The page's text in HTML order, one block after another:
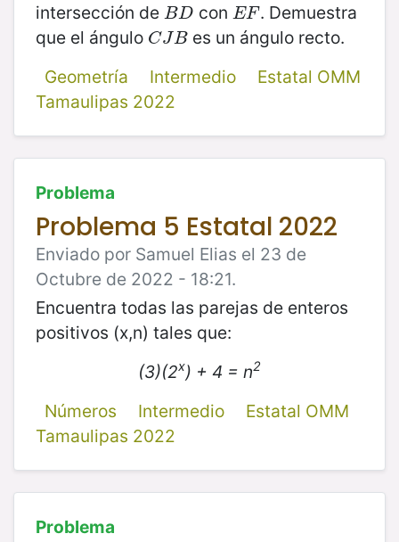
intersección de BD
BD con EF
EF . Demuestra
que el ángulo CJ B
CJB es un ángulo recto.
Geometría
Intermedio
Estatal OMM
Tamaulipas 2022
Problema
Problema 5 Estatal 2022
Enviado por Samuel Elias el 23 de
Octubre de 2022 - 18:21.
Encuentra todas las parejas de enteros
positivos (x,n) tales que:
(3)(2x) + 4 = n2
Números Intermedio
Estatal OMM
Tamaulipas 2022
Problema